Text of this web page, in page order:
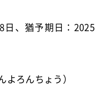
日、猶予期日：2025
ろんちょう）